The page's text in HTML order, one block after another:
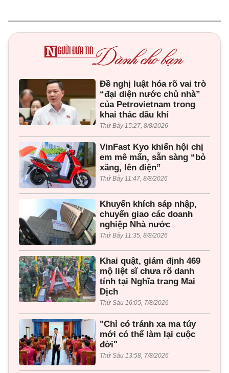
Đề nghị luật hóa rõ vai trò
“đại diện nước chủ nhà”
của Petrovietnam trong
khai thác dầu khí
Thứ Bảy 15:27, 8/8/2026
VinFast Kyo khiến hội chị
em mê mẩn, sẵn sàng “bỏ
xăng, lên điện”
Thứ Bảy 11:47, 8/8/2026
Khuyến khích sáp nhập,
chuyển giao các doanh
nghiệp Nhà nước
Thứ Bảy 11:35, 8/8/2026
Khai quật, giám định 469
mộ liệt sĩ chưa rõ danh
tính tại Nghĩa trang Mai
Dịch
Thứ Sáu 16:05, 7/8/2026
"Chỉ có tránh xa ma túy
mới có thể làm lại cuộc
đời"
Thứ Sáu 13:58, 7/8/2026